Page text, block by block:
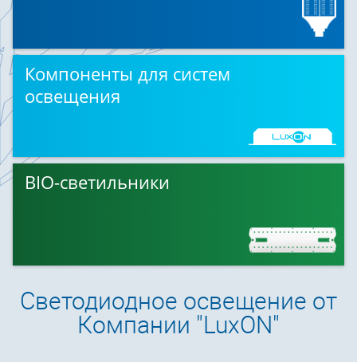
Компоненты для систем
освещения
BIO-светильники
Светодиодное освещение от
Компании "LuxON"